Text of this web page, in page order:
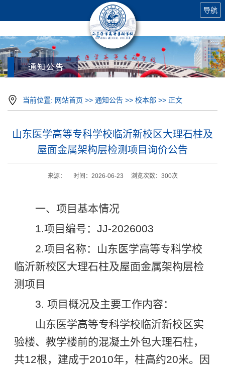
导航
通知公告
当前位置: 网站首页 >> 通知公告 >> 校本部 >> 正文
山东医学高等专科学校临沂新校区大理石柱及
屋面金属架构层检测项目询价公告
来源： 时间：2026-06-23 浏览次数： 300次
一、项目基本情况
1.项目编号：JJ-2026003
2.项目名称：山东医学高等专科学校
临沂新校区大理石柱及屋面金属架构层检
测项目
3. 项目概况及主要工作内容：
山东医学高等专科学校临沂新校区实
验楼、教学楼前的混凝土外包大理石柱，
共12根，建成于2010年，柱高约20米。因